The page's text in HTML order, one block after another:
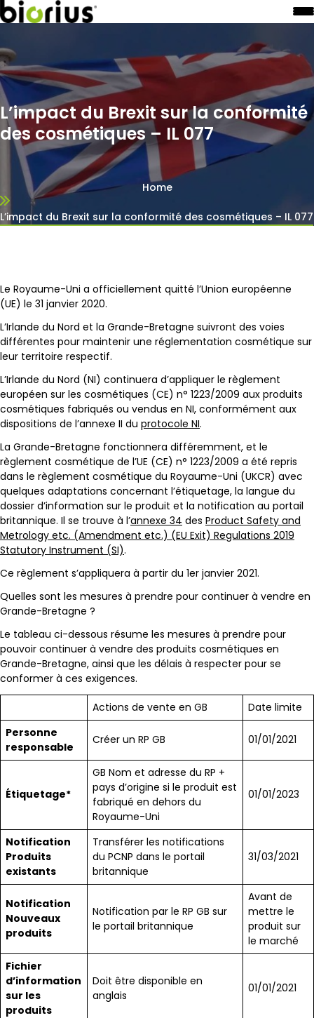
L’impact du Brexit sur la conformité
des cosmétiques – IL 077
Home
L’impact du Brexit sur la conformité des cosmétiques – IL 077
Le Royaume-Uni a officiellement quitté l’Union européenne
(UE) le 31 janvier 2020.
L’Irlande du Nord et la Grande-Bretagne suivront des voies
différentes pour maintenir une réglementation cosmétique sur
leur territoire respectif.
L’Irlande du Nord (NI) continuera d’appliquer le règlement
européen sur les cosmétiques (CE) n° 1223/2009 aux produits
cosmétiques fabriqués ou vendus en NI, conformément aux
dispositions de l’annexe II du protocole NI.
La Grande-Bretagne fonctionnera différemment, et le
règlement cosmétique de l’UE (CE) n° 1223/2009 a été repris
dans le règlement cosmétique du Royaume-Uni (UKCR) avec
quelques adaptations concernant l’étiquetage, la langue du
dossier d’information sur le produit et la notification au portail
britannique. Il se trouve à l’annexe 34 des Product Safety and
Metrology etc. (Amendment etc.) (EU Exit) Regulations 2019
Statutory Instrument (SI).
Ce règlement s’appliquera à partir du 1er janvier 2021.
Quelles sont les mesures à prendre pour continuer à vendre en
Grande-Bretagne ?
Le tableau ci-dessous résume les mesures à prendre pour
pouvoir continuer à vendre des produits cosmétiques en
Grande-Bretagne, ainsi que les délais à respecter pour se
conformer à ces exigences.
Actions de vente en GB
Date limite
Personne
responsable
Créer un RP GB 01/01/2021
Étiquetage*
GB Nom et adresse du RP +
pays d’origine si le produit est
fabriqué en dehors du
Royaume-Uni
01/01/2023
Notification
Produits
existants
Transférer les notifications
du PCNP dans le portail
britannique
31/03/2021
Notification
Nouveaux
produits
Notification par le RP GB sur
le portail britannique
Avant de
mettre le
produit sur
le marché
Fichier
d’information
sur les
produits
Doit être disponible en
anglais
01/01/2021